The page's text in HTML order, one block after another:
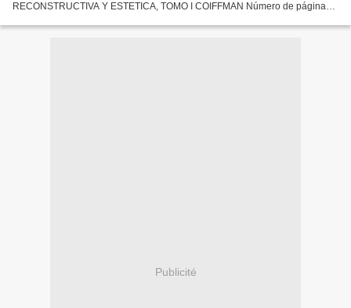
RECONSTRUCTIVA Y ESTETICA, TOMO I COIFFMAN Número de páginas:
9789588871639 Editorial:...
Publicité